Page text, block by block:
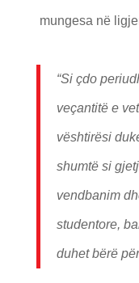
mungesa në
“Si çdo
veçantitë e
vështirësi
shumtë si
vendbanim
studentore,
duhet bërë